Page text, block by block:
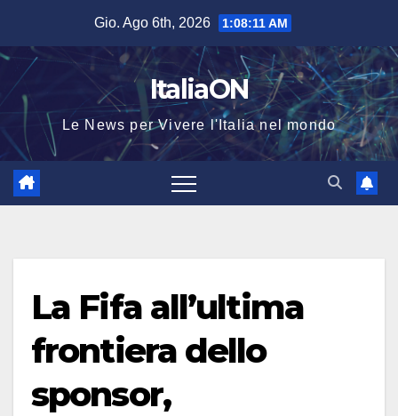
contenuto
Gio. Ago 6th, 2026 1:08:11 AM
ItaliaON
Le News per Vivere l'Italia nel mondo
La Fifa all’ultima
frontiera dello
sponsor,